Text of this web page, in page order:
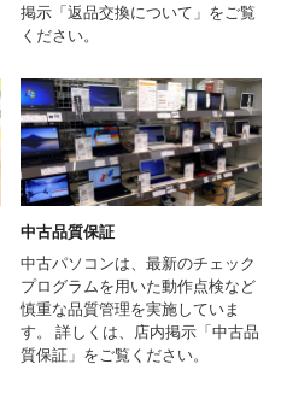
掲示「返品交換について」をご覧
ください。
中古品質保証
中古パソコンは、最新のチェック
プログラムを用いた動作点検など
慎重な品質管理を実施していま
す。 詳しくは、店内掲示「中古品
質保証」をご覧ください。